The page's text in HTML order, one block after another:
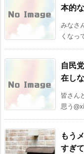
本的
みなさ
くなっ
自民
在し
皆さん
思う
もう
すぎ